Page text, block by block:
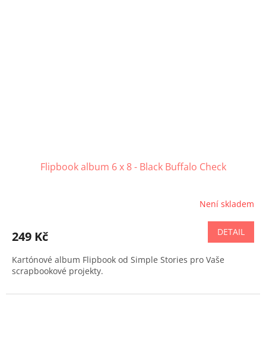
Flipbook album 6 x 8 - Black Buffalo Check
Není skladem
249 Kč DETAIL
Kartónové album Flipbook od Simple Stories pro Vaše
scrapbookové projekty.